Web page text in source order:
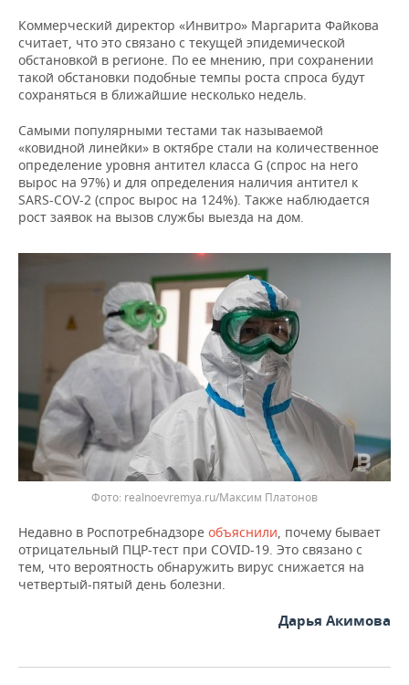
ОТКРЫТАЯ ЛЕКЦИЯ
БАСКЕТБОЛ
ВОЛЕЙБОЛ
КИБЕРСПОРТ
ФИГУРНОЕ КАТАНИЕ
ВОДНЫЕ ВИДЫ СПОРТА
ХОККЕЙ С МЯЧОМ
ИНФРАСТРУКТУРА
ИСТОРИЯ
КУЛЬТУРА
МЕДИЦИНА
ОБРАЗОВАНИЕ
ПРОИСШЕСТВИЯ
СПРАВОЧНИК
СПИСОК ПЕРСОН
СПИСОК КОМПАНИЙ
ПОЛНАЯ ВЕРСИЯ
Коммерческий директор «Инвитро» Маргарита Файкова
считает, что это связано с текущей эпидемической
обстановкой в регионе. По ее мнению, при сохранении
такой обстановки подобные темпы роста спроса будут
сохраняться в ближайшие несколько недель.
Самыми популярными тестами так называемой
«ковидной линейки» в октябре стали на количественное
определение уровня антител класса G (спрос на него
вырос на 97%) и для определения наличия антител к
SARS-COV-2 (спрос вырос на 124%). Также наблюдается
рост заявок на вызов службы выезда на дом.
realnoevremya.ru/Максим Платонов
Недавно в Роспотребнадзоре объяснили, почему бывает
отрицательный ПЦР-тест при COVID-19. Это связано с
тем, что вероятность обнаружить вирус снижается на
четвертый-пятый день болезни.
Дарья Акимова